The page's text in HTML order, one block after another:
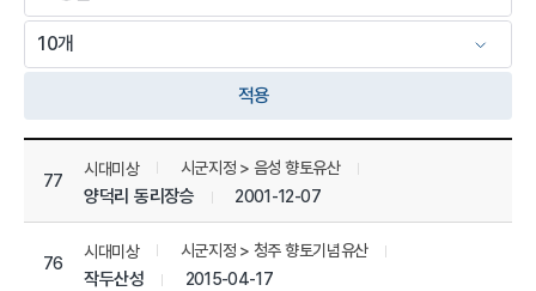
적용
상세정보 관리 목록
77
시대미상 시군지정 > 음성 향토유산
양덕리 동리장승 2001-12-07
76
시대미상 시군지정 > 청주 향토기념유산
작두산성 2015-04-17